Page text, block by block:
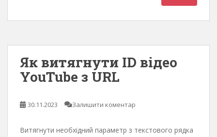
Як витягнути ID відео
YouTube з URL
30.11.2023 Залишити коментар
Витягнути необхідний параметр з текстового рядка